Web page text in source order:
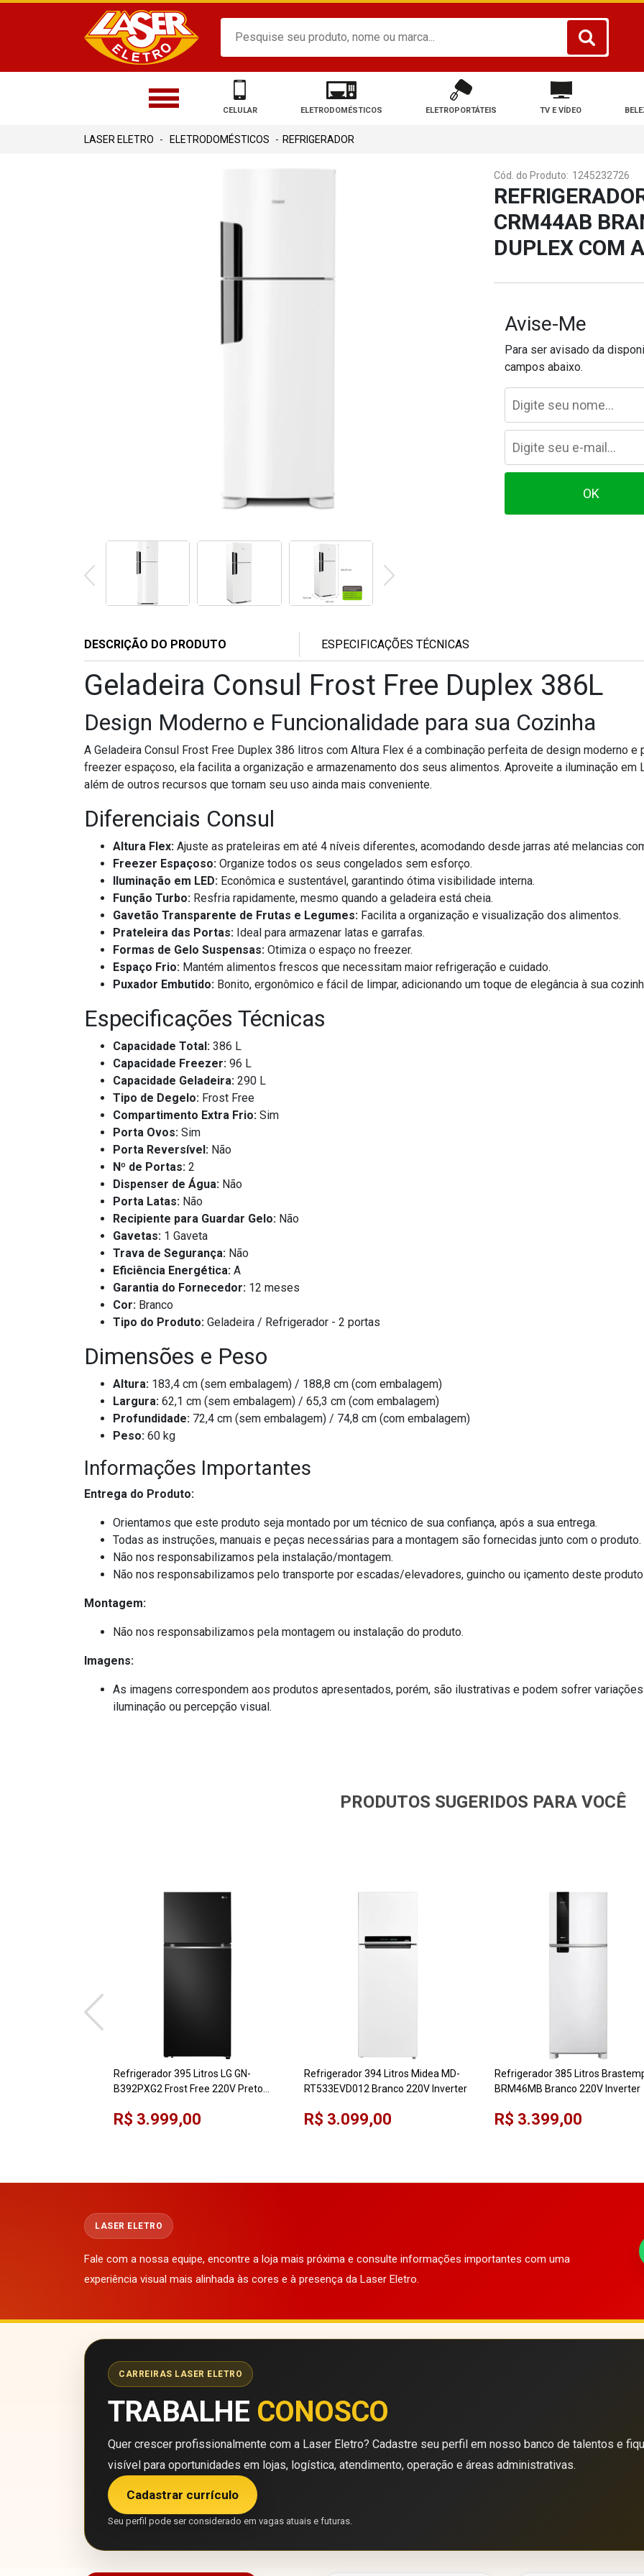
CELULAR ELETRODOMÉSTICOS ELETROPORTÁTEIS TV E VÍDEO
ELETRODOMÉSTICOS REFRIGERADOR
Cód. do Produto: 1245232726
CRM44AB
DUPLEX COM
Avise-Me
Para ser avisado da
campos abaixo.
DESCRIÇÃO DO PRODUTO ESPECIFICAÇÕES TÉCNICAS
Geladeira Consul Frost Free Duplex 386L
Design Moderno e Funcionalidade para sua Cozinha
A Geladeira Consul Frost Free Duplex 386 litros com Altura Flex é a combinação perfeita de design moderno
freezer espaçoso, ela facilita a organização e armazenamento dos seus alimentos. Aproveite a iluminação em
além de outros recursos que tornam seu uso ainda mais conveniente.
Diferenciais Consul
Altura Flex: Ajuste as prateleiras em até 4 níveis diferentes, acomodando desde jarras até melancias
Freezer Espaçoso: Organize todos os seus congelados sem esforço.
Iluminação em LED: Econômica e sustentável, garantindo ótima visibilidade interna.
Função Turbo: Resfria rapidamente, mesmo quando a geladeira está cheia.
Gavetão Transparente de Frutas e Legumes: Facilita a organização e visualização dos alimentos.
Prateleira das Portas: Ideal para armazenar latas e garrafas.
Formas de Gelo Suspensas: Otimiza o espaço no freezer.
Espaço Frio: Mantém alimentos frescos que necessitam maior refrigeração e cuidado.
Puxador Embutido: Bonito, ergonômico e fácil de limpar, adicionando um toque de elegância à sua
Especificações Técnicas
Capacidade Total: 386 L
Capacidade Freezer: 96 L
Capacidade Geladeira: 290 L
Tipo de Degelo: Frost Free
Compartimento Extra Frio: Sim
Porta Ovos: Sim
Porta Reversível: Não
Nº de Portas: 2
Dispenser de Água: Não
Porta Latas: Não
Recipiente para Guardar Gelo: Não
Gavetas: 1 Gaveta
Trava de Segurança: Não
Eficiência Energética: A
Garantia do Fornecedor: 12 meses
Cor: Branco
Tipo do Produto: Geladeira / Refrigerador - 2 portas
Dimensões e Peso
Altura: 183,4 cm (sem embalagem) / 188,8 cm (com embalagem)
Largura: 62,1 cm (sem embalagem) / 65,3 cm (com embalagem)
Profundidade: 72,4 cm (sem embalagem) / 74,8 cm (com embalagem)
Peso: 60 kg
Informações Importantes
Entrega do Produto:
Orientamos que este produto seja montado por um técnico de sua confiança, após a sua entrega.
Todas as instruções, manuais e peças necessárias para a montagem são fornecidas junto com o produto.
Não nos responsabilizamos pela instalação/montagem.
Não nos responsabilizamos pelo transporte por escadas/elevadores, guincho ou içamento deste
Montagem:
Não nos responsabilizamos pela montagem ou instalação do produto.
Imagens:
As imagens correspondem aos produtos apresentados, porém, são ilustrativas e podem sofrer
iluminação ou percepção visual.
PRODUTOS SUGERIDOS PARA VOCÊ
Refrigerador 395 Litros LG GN-
B392PXG2 Frost Free 220V Preto
R$ 3.999,00
Refrigerador 394 Litros Midea MD-
RT533EVD012 Branco 220V Inverter
R$ 3.099,00
Refrigerador 385 Litros
BRM46MB Branco 220V Inverter
R$ 3.399,00
LASER ELETRO
Fale com a nossa equipe, encontre a loja mais próxima e consulte informações importantes com uma
experiência visual mais alinhada às cores e à presença da Laser Eletro.
CARREIRAS LASER ELETRO
TRABALHE CONOSCO
Quer crescer profissionalmente com a Laser Eletro? Cadastre seu perfil em nosso banco de talentos e
visível para oportunidades em lojas, logística, atendimento, operação e áreas administrativas.
Cadastrar currículo
Seu perfil pode ser considerado em vagas atuais e futuras.